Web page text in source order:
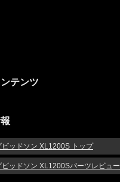
テンツ
ッドソン XL1200S トップ
ッドソン XL1200Sパーツレビュー